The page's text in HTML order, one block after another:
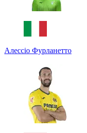
Алессіо Фурланетто